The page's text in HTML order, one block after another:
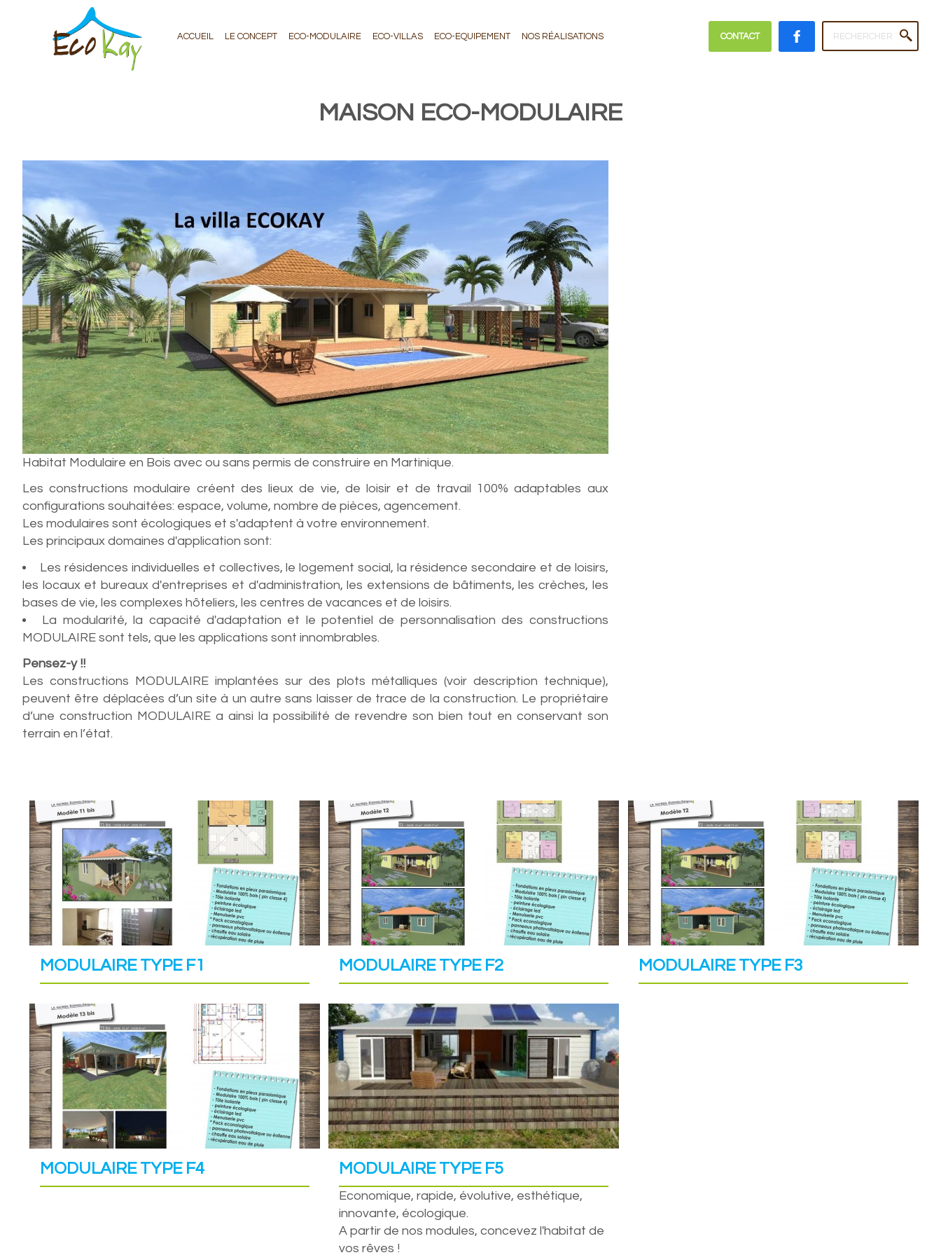
ACCUEIL LE CONCEPT ECO-MODULAIRE ECO-VILLAS ECO-EQUIPEMENT NOS RÉALISATIONS Search
CONTACT
MAISON ECO-MODULAIRE
Habitat Modulaire en Bois avec ou sans permis de construire en Martinique.
Les constructions modulaire créent des lieux de vie, de loisir et de travail 100% adaptables aux
configurations souhaitées: espace, volume, nombre de pièces, agencement.
Les modulaires sont écologiques et s'adaptent à votre environnement.
Les principaux domaines d'application sont:
Les résidences individuelles et collectives, le logement social, la résidence secondaire et de loisirs,
les locaux et bureaux d'entreprises et d'administration, les extensions de bâtiments, les crèches, les
bases de vie, les complexes hôteliers, les centres de vacances et de loisirs.
La modularité, la capacité d'adaptation et le potentiel de personnalisation des constructions
MODULAIRE sont tels, que les applications sont innombrables.
Pensez-y !!
Les constructions MODULAIRE implantées sur des plots métalliques (voir description technique),
peuvent être déplacées d’un site à un autre sans laisser de trace de la construction. Le propriétaire
d’une construction MODULAIRE a ainsi la possibilité de revendre son bien tout en conservant son
terrain en l’état.
MODULAIRE TYPE F1 MODULAIRE TYPE F2 MODULAIRE TYPE F3
MODULAIRE TYPE F4 MODULAIRE TYPE F5
Economique, rapide, évolutive, esthétique,
innovante, écologique.
A partir de nos modules, concevez l'habitat de
vos rêves !